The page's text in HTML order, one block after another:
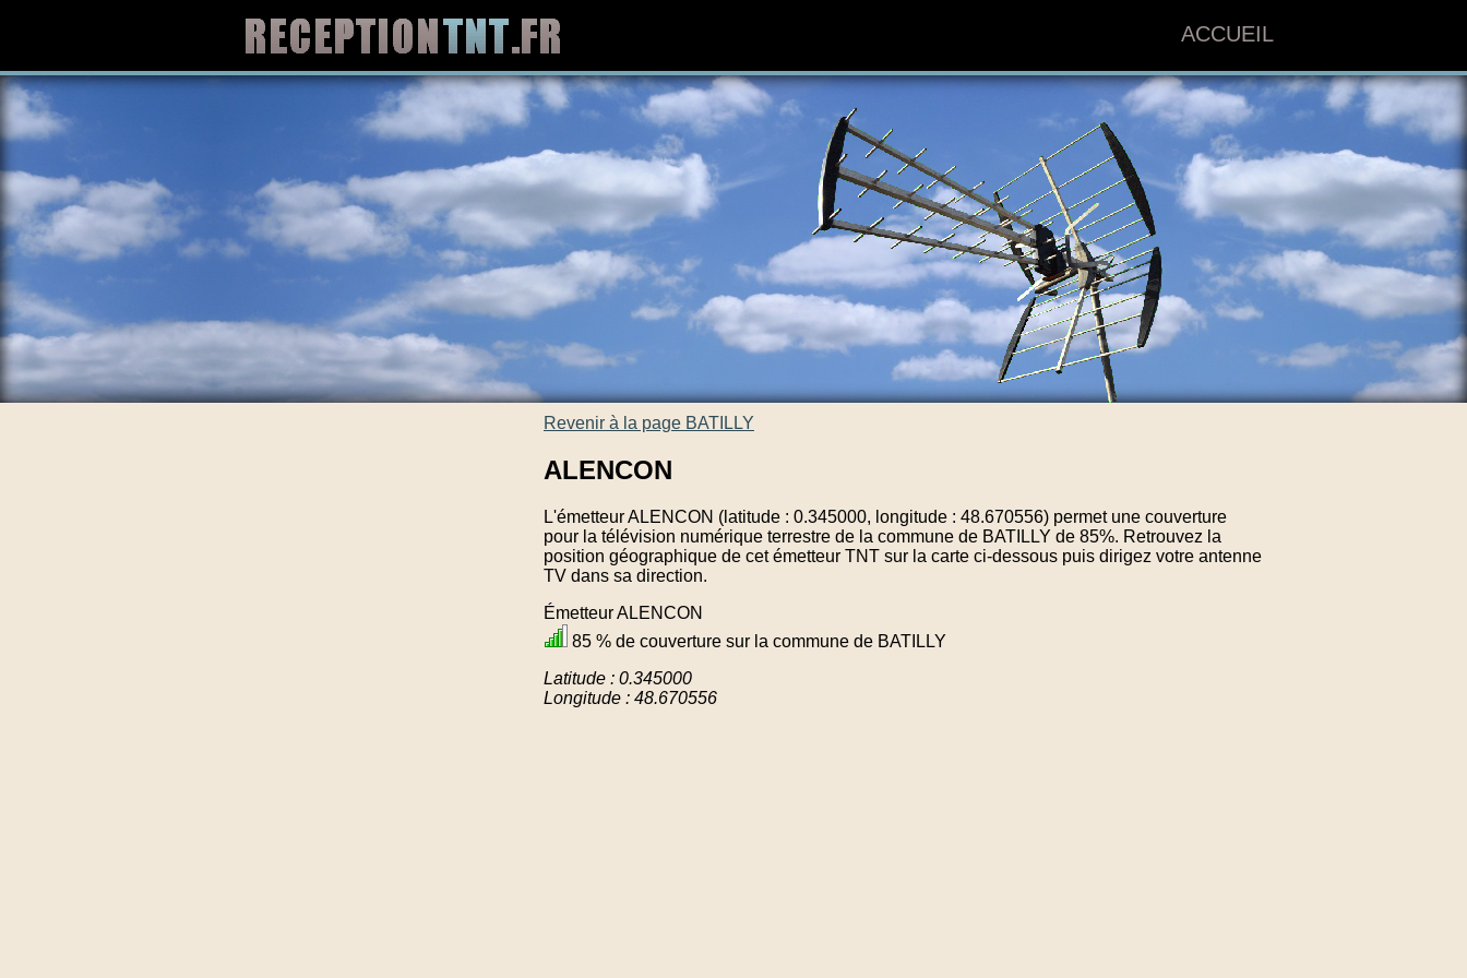
ACCUEIL
Revenir à la page BATILLY
ALENCON
L'émetteur ALENCON (latitude : 0.345000, longitude : 48.670556) permet une couverture
pour la télévision numérique terrestre de la commune de BATILLY de 85%. Retrouvez la
position géographique de cet émetteur TNT sur la carte ci-dessous puis dirigez votre antenne
TV dans sa direction.
Émetteur ALENCON
85 % de couverture sur la commune de BATILLY
Latitude : 0.345000
Longitude : 48.670556